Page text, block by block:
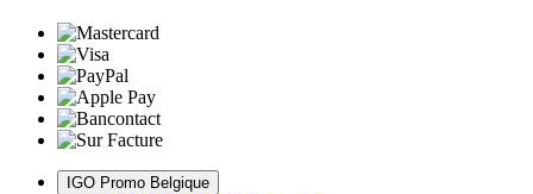
IGO Promo Belgique